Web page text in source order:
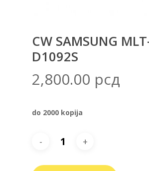
CW SAMSUNG
D1092S
2,800.00 рсд
do 2000 kopija